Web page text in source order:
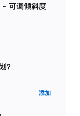
可调倾斜度
？
添加